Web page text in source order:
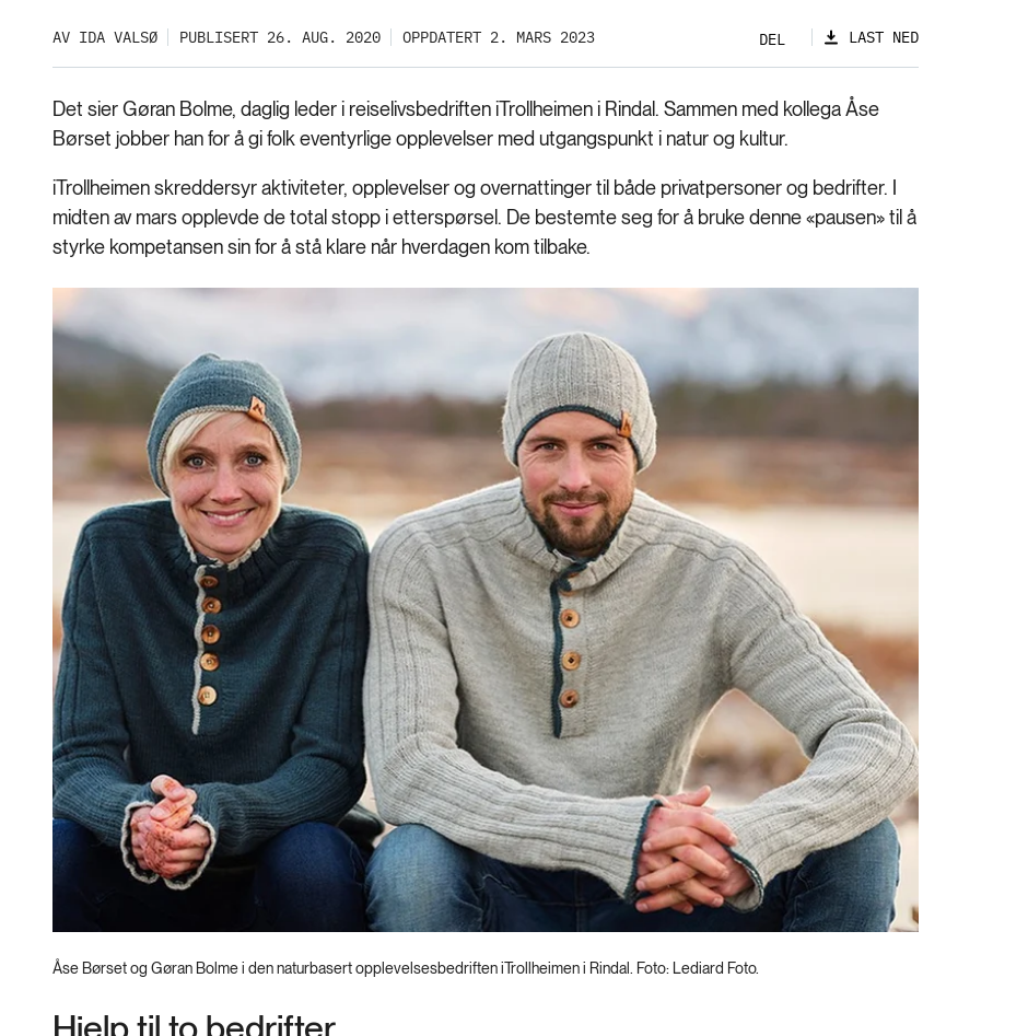
AV IDA VALSØ PUBLISERT 26. AUG. 2020 OPPDATERT 2. MARS 2023 DEL LAST NED
Det sier Gøran Bolme, daglig leder i reiselivsbedriften iTrollheimen i Rindal. Sammen med kollega Åse
Børset jobber han for å gi folk eventyrlige opplevelser med utgangspunkt i natur og kultur.
iTrollheimen skreddersyr aktiviteter, opplevelser og overnattinger til både privatpersoner og bedrifter. I
midten av mars opplevde de total stopp i etterspørsel. De bestemte seg for å bruke denne «pausen» til å
styrke kompetansen sin for å stå klare når hverdagen kom tilbake.
Åse Børset og Gøran Bolme i den naturbasert opplevelsesbedriften iTrollheimen i Rindal. Foto: Lediard Foto.